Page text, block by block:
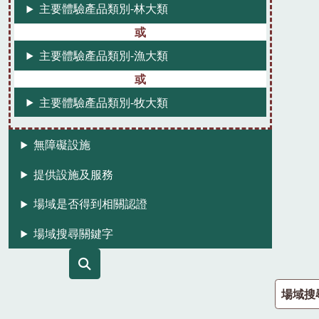
主要體驗產品類別-林大類
主要體驗產品類別-漁大類
主要體驗產品類別-牧大類
無障礙設施
提供設施及服務
場域是否得到相關認證
場域搜尋關鍵字
場域搜